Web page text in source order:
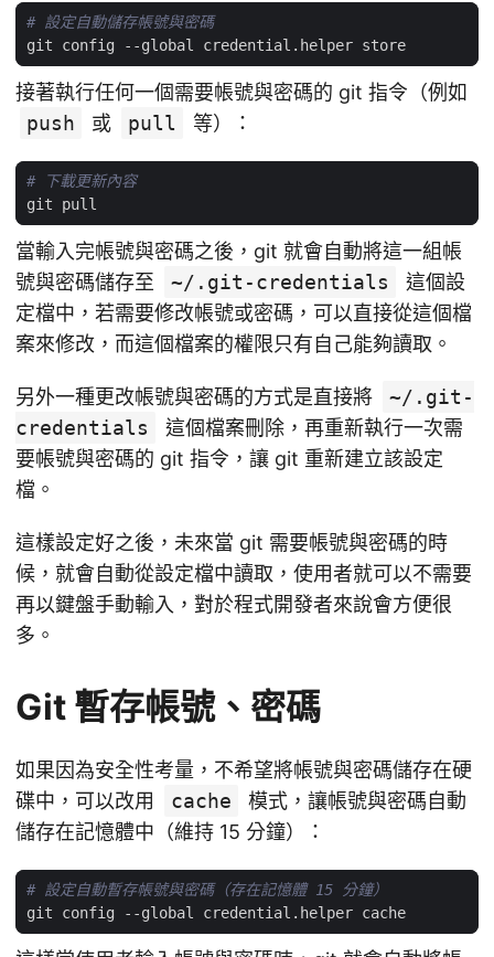
# 設定自動儲存帳號與密碼
接著執行任何一個需要帳號與密碼的 git 指令（例如
push
或 pull 等）：
# 下載更新內容
當輸入完帳號與密碼之後，git 就會自動將這一組帳
號與密碼儲存至
~/.git-credentials
這個設
定檔中，若需要修改帳號或密碼，可以直接從這個檔
案來修改，而這個檔案的權限只有自己能夠讀取。
另外一種更改帳號與密碼的方式是直接將
~/.git-
credentials
這個檔案刪除，再重新執行一次需
要帳號與密碼的 git 指令，讓 git 重新建立該設定
檔。
這樣設定好之後，未來當 git 需要帳號與密碼的時
候，就會自動從設定檔中讀取，使用者就可以不需要
再以鍵盤手動輸入，對於程式開發者來說會方便很
多。
Git 暫存帳號、密碼
如果因為安全性考量，不希望將帳號與密碼儲存在硬
碟中，可以改用
cache
模式，讓帳號與密碼自動
儲存在記憶體中（維持 15 分鐘）：
# 設定自動暫存帳號與密碼（存在記憶體 15 分鐘）